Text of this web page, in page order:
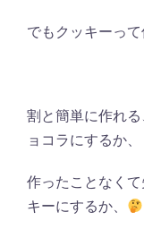
でもクッキーって
割と簡単に作れ
ョコラにするか、
作ったことなく
キーにするか、